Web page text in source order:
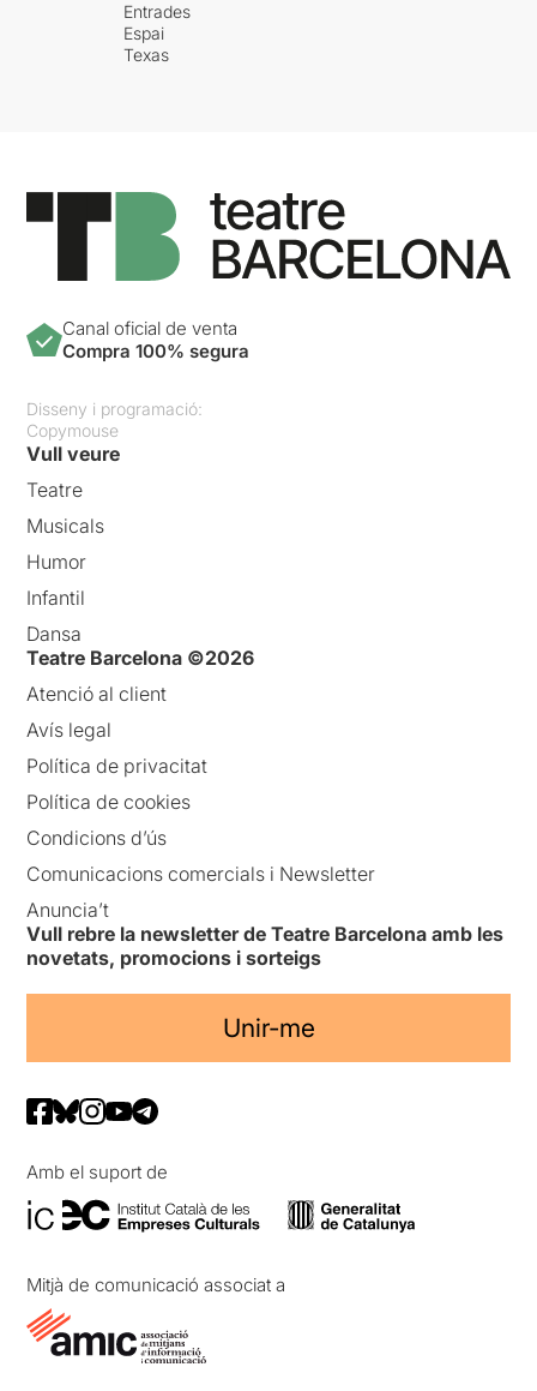
Entrades
Espai
Texas
Canal oficial de venta
Compra 100% segura
Disseny i programació:
Copymouse
Vull veure
Teatre
Musicals
Humor
Infantil
Dansa
Teatre Barcelona ©2026
Atenció al client
Avís legal
Política de privacitat
Política de cookies
Condicions d’ús
Comunicacions comercials i Newsletter
Anuncia’t
Vull rebre la newsletter de Teatre Barcelona amb les
novetats, promocions i sorteigs
Unir-me
Amb el suport de
Mitjà de comunicació associat a